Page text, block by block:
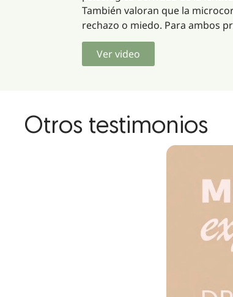
También valoran que la
rechazo o miedo. Para ambos
Ver video
Otros testimonios